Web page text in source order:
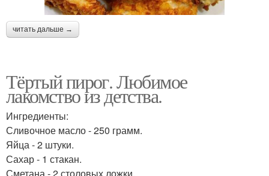
читать дальше →
Тёртый пирог. Любимое
лакомство из детства.
Ингредиенты:
Сливочное масло - 250 грамм.
Яйца - 2 штуки.
Сахар - 1 стакан.
Сметана - 2 столовых ложки.